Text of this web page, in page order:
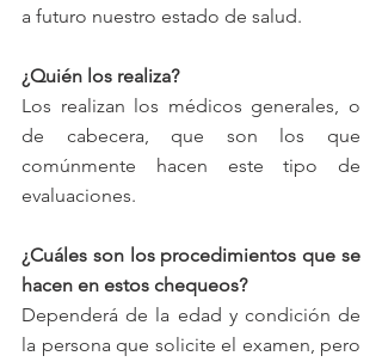
a futuro nuestro estado de salud.
¿Quién los realiza?
Los realizan los médicos generales, o
de cabecera, que son los que
comúnmente hacen este tipo de
evaluaciones.
¿Cuáles son los procedimientos que se
hacen en estos chequeos?
Dependerá de la edad y condición de
la persona que solicite el examen, pero